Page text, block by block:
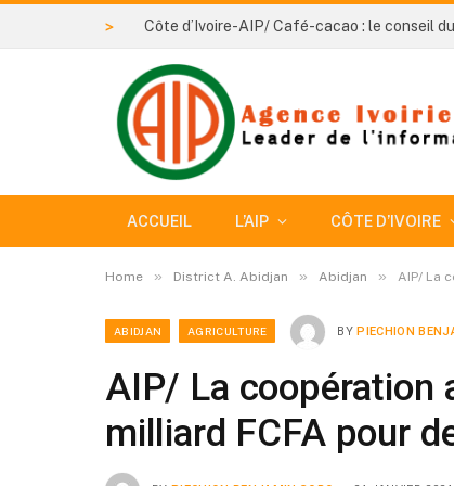
>
ACCUEIL L’AIP CÔTE D’IVOIRE
Home » District A. Abidjan » Abidjan » AIP/ La
ABIDJAN AGRICULTURE BY PIECHION
AIP/ La coopération
milliard FCFA pour